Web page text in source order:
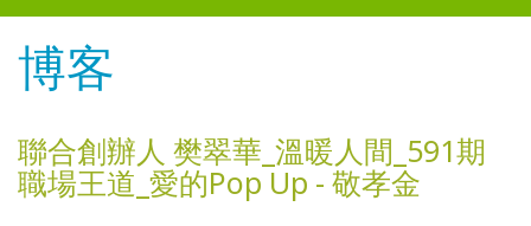
博客
聯合創辦人 樊翠華_溫暖人間_591期
職場王道_愛的Pop Up - 敬孝金